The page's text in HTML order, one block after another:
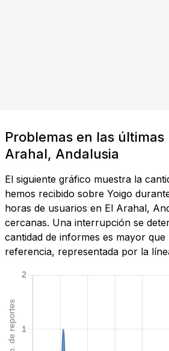
Problemas en las últimas
Arahal, Andalusia
El siguiente gráfico muestra la
hemos recibido sobre Yoigo
horas de usuarios en El Arahal,
cercanas. Una interrupción se
cantidad de informes es mayor que
referencia, representada por la